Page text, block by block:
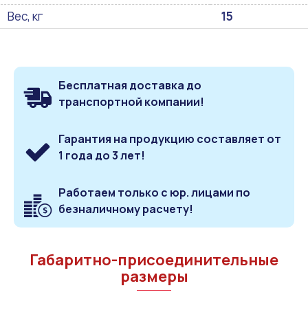
Вес, кг 15
Бесплатная доставка до
транспортной компании!
Гарантия на продукцию составляет от
1 года до 3 лет!
Работаем только с юр. лицами по
безналичному расчету!
Габаритно-присоединительные
размеры